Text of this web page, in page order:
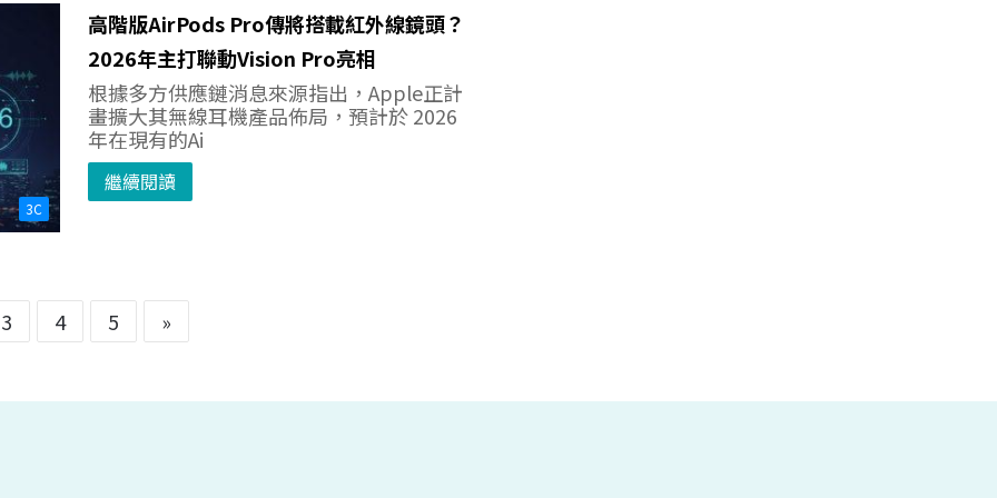
3C
高階版AirPods Pro傳將搭載紅外線鏡頭？
2026年主打聯動Vision Pro亮相
根據多方供應鏈消息來源指出，Apple正計
畫擴大其無線耳機產品佈局，預計於 2026
年在現有的Ai
繼續閱讀
3 4 5 »